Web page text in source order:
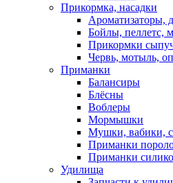
Прикормка, насадки
Ароматизаторы,
Бойлы, пеллетс,
Прикормки
Червь, мотыль,
Приманки
Балансиры
Блёсны
Воблеры
Мормышки
Мушки, вабики,
Приманки
Приманки
Удилища